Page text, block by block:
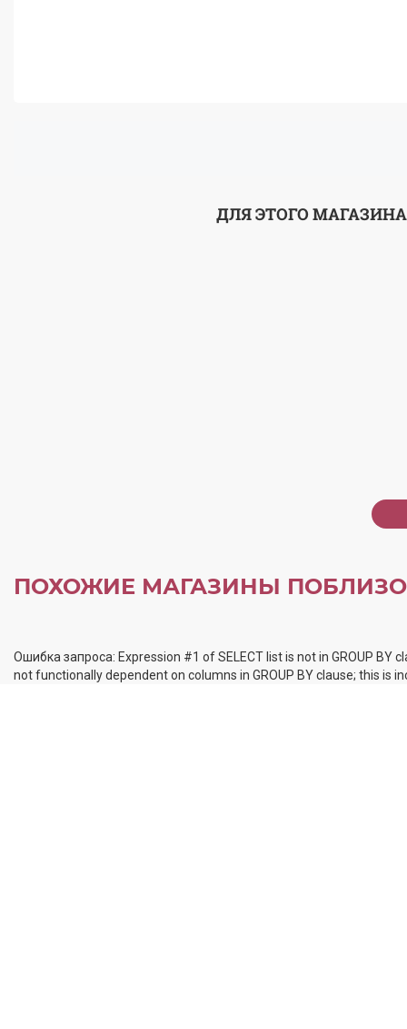
ДЛЯ ЭТОГО
ПОХОЖИЕ МАГАЗИНЫ
Ошибка запроса: Expression #1 of SELECT list is not in GROUP
not functionally dependent on columns in GROUP BY clause; this is